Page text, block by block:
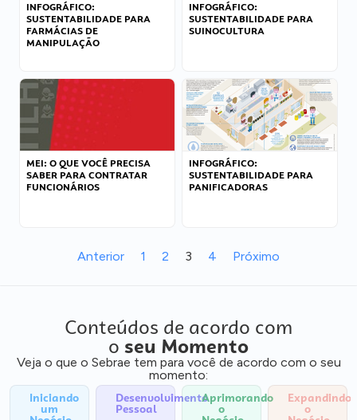
INFOGRÁFICO:
SUSTENTABILIDADE PARA
FARMÁCIAS DE
MANIPULAÇÃO
INFOGRÁFICO:
SUSTENTABILIDADE PARA
SUINOCULTURA
MEI: O QUE VOCÊ PRECISA
SABER PARA CONTRATAR
FUNCIONÁRIOS
INFOGRÁFICO:
SUSTENTABILIDADE PARA
PANIFICADORAS
Anterior 1 2 3 4 Próximo
Conteúdos de acordo com
o seu Momento
Veja o que o Sebrae tem para você de acordo com o seu
momento:
Iniciando
um
Desenvolvimento
Pessoal
Aprimorando
o
Expandindo
o